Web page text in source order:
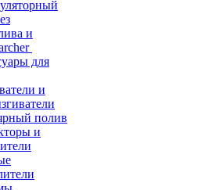
и
для
и
полив
и